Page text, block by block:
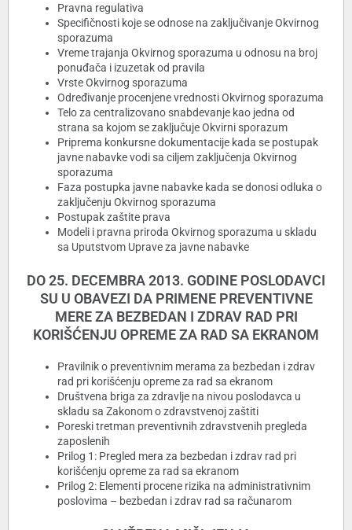
Pravna regulativa
Specifičnosti koje se odnose na zaključivanje Okvirnog
sporazuma
Vreme trajanja Okvirnog sporazuma u odnosu na broj
ponuđača i izuzetak od pravila
Vrste Okvirnog sporazuma
Određivanje procenjene vrednosti Okvirnog sporazuma
Telo za centralizovano snabdevanje kao jedna od
strana sa kojom se zaključuje Okvirni sporazum
Priprema konkursne dokumentacije kada se postupak
javne nabavke vodi sa ciljem zaključenja Okvirnog
sporazuma
Faza postupka javne nabavke kada se donosi odluka o
zaključenju Okvirnog sporazuma
Postupak zaštite prava
Modeli i pravna priroda Okvirnog sporazuma u skladu
sa Uputstvom Uprave za javne nabavke
DO 25. DECEMBRA 2013. GODINE POSLODAVCI
SU U OBAVEZI DA PRIMENE PREVENTIVNE
MERE ZA BEZBEDAN I ZDRAV RAD PRI
KORIŠĆENJU OPREME ZA RAD SA EKRANOM
Pravilnik o preventivnim merama za bezbedan i zdrav
rad pri korišćenju opreme za rad sa ekranom
Društvena briga za zdravlje na nivou poslodavca u
skladu sa Zakonom o zdravstvenoj zaštiti
Poreski tretman preventivnih zdravstvenih pregleda
zaposlenih
Prilog 1: Pregled mera za bezbedan i zdrav rad pri
korišćenju opreme za rad sa ekranom
Prilog 2: Elementi procene rizika na administrativnim
poslovima – bezbedan i zdrav rad sa računarom